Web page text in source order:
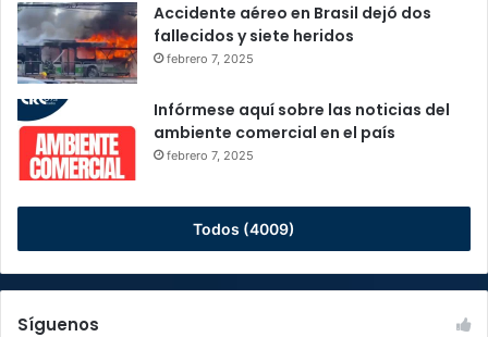
Accidente aéreo en Brasil dejó dos
fallecidos y siete heridos
febrero 7, 2025
Infórmese aquí sobre las noticias del
ambiente comercial en el país
febrero 7, 2025
Todos (4009)
Síguenos